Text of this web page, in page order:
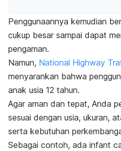
Penggunaannya kemudian
cukup besar sampai dapat
pengaman.
Namun, National Highway
menyarankan bahwa
anak usia 12 tahun.
Agar aman dan tepat, Anda
sesuai dengan usia, ukuran,
serta kebutuhan
Sebagai contoh, ada infant